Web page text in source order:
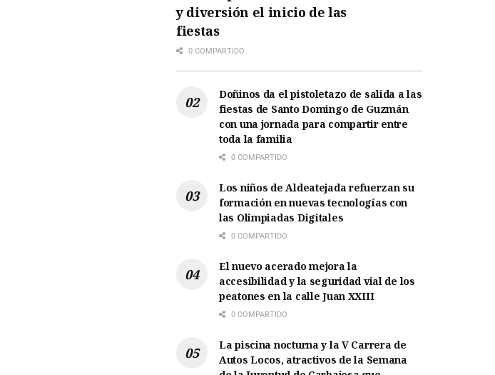
y diversión el inicio de las
fiestas
0 COMPARTIDO
Doñinos da el pistoletazo de salida a las
fiestas de Santo Domingo de Guzmán
con una jornada para compartir entre
toda la familia
0 COMPARTIDO
Los niños de Aldeatejada refuerzan su
formación en nuevas tecnologías con
las Olimpiadas Digitales
0 COMPARTIDO
El nuevo acerado mejora la
accesibilidad y la seguridad vial de los
peatones en la calle Juan XXIII
0 COMPARTIDO
La piscina nocturna y la V Carrera de
Autos Locos, atractivos de la Semana